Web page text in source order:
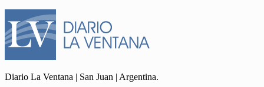
Diario La Ventana | San Juan | Argentina.